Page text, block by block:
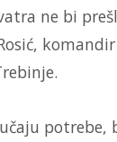
ne bi
potrebe,